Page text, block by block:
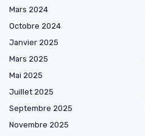
Mars 2024
Octobre 2024
Janvier 2025
Mars 2025
Mai 2025
Juillet 2025
Septembre 2025
Novembre 2025